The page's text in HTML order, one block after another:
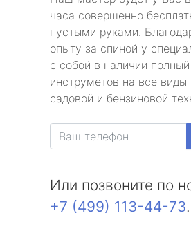
часа совершенно
пустыми руками.
опыту за спиной у
с собой в наличии
инструметов на все виды
садовой и бензиновой
Или позвоните по
+7 (499) 113-44-73.